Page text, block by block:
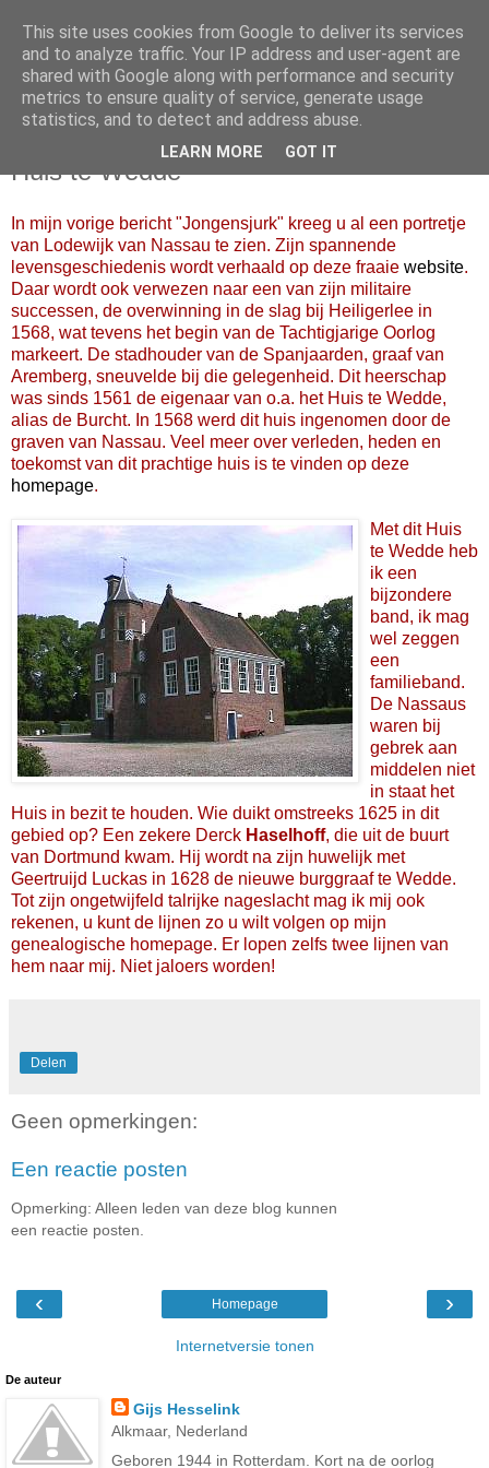
Huis te Wedde
In mijn vorige bericht "Jongensjurk" kreeg u al een portretje
van Lodewijk van Nassau te zien. Zijn spannende
levensgeschiedenis wordt verhaald op deze fraaie website.
Daar wordt ook verwezen naar een van zijn militaire
successen, de overwinning in de slag bij Heiligerlee in
1568, wat tevens het begin van de Tachtigjarige Oorlog
markeert. De stadhouder van de Spanjaarden, graaf van
Aremberg, sneuvelde bij die gelegenheid. Dit heerschap
was sinds 1561 de eigenaar van o.a. het Huis te Wedde,
alias de Burcht. In 1568 werd dit huis ingenomen door de
graven van Nassau. Veel meer over verleden, heden en
toekomst van dit prachtige huis is te vinden op deze
homepage.
Met dit Huis
te Wedde heb
ik een
bijzondere
band, ik mag
wel zeggen
een
familieband.
De Nassaus
waren bij
gebrek aan
middelen niet
in staat het
Huis in bezit te houden. Wie duikt omstreeks 1625 in dit
gebied op? Een zekere Derck Haselhoff, die uit de buurt
van Dortmund kwam. Hij wordt na zijn huwelijk met
Geertruijd Luckas in 1628 de nieuwe burggraaf te Wedde.
Tot zijn ongetwijfeld talrijke nageslacht mag ik mij ook
rekenen, u kunt de lijnen zo u wilt volgen op mijn
genealogische homepage. Er lopen zelfs twee lijnen van
hem naar mij. Niet jaloers worden!
Delen
Geen opmerkingen:
Een reactie posten
Opmerking: Alleen leden van deze blog kunnen
een reactie posten.
‹ ›
Homepage
Internetversie tonen
De auteur
Gijs Hesselink
Alkmaar, Nederland
Geboren 1944 in Rotterdam. Kort na de oorlog
This site uses cookies from Google to deliver its services
and to analyze traffic. Your IP address and user-agent are
shared with Google along with performance and security
metrics to ensure quality of service, generate usage
statistics, and to detect and address abuse.
LEARN MORE GOT IT